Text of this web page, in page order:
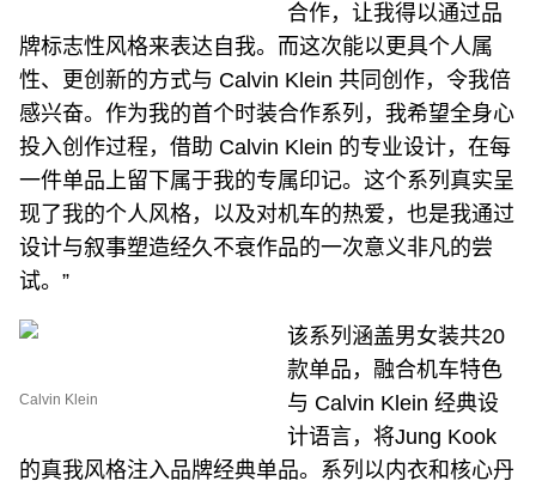
合作，让我得以通过品
牌标志性风格来表达自我。而这次能以更具个人属
性、更创新的方式与 Calvin Klein 共同创作，令我倍
感兴奋。作为我的首个时装合作系列，我希望全身心
投入创作过程，借助 Calvin Klein 的专业设计，在每
一件单品上留下属于我的专属印记。这个系列真实呈
现了我的个人风格，以及对机车的热爱，也是我通过
设计与叙事塑造经久不衰作品的一次意义非凡的尝
试。”
Calvin Klein
该系列涵盖男女装共20
款单品，融合机车特色
与 Calvin Klein 经典设
计语言，将Jung Kook
的真我风格注入品牌经典单品。系列以内衣和核心丹